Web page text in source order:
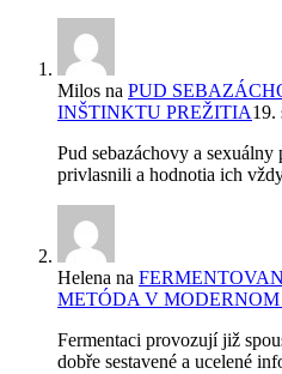
Milos na PUD
INŠTINKTU PREŽITIA19.
Pud sebazáchovy a
privlasnili a hodnotia ich
Helena na
METÓDA V MODERNOM
Fermentaci provozují již
dobře sestavené a ucelené